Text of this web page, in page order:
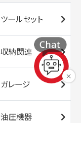
ツールセット
収納関連
ガレージ
油圧機器